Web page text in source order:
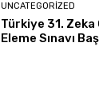
UNCATEGORIZED
Türkiye 31. Zeka
Eleme Sınavı